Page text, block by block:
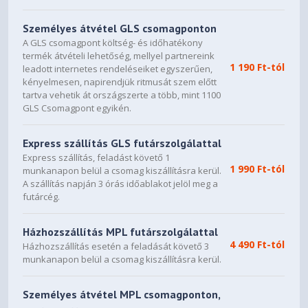
HDD brackets, SSD brackets, PSU bracket
Left side panel
Tempered glass
Right side panel
Industrial sound-damped steel
Compatibility
Motherboard compatibility
Power supply type
PSU max length
Személyes átvétel GLS csomagponton
A GLS csomagpont költség- és időhatékony
termék átvételi lehetőség, mellyel partnereink
leadott internetes rendeléseiket egyszerűen,
kényelmesen, napirendjük ritmusát szem előtt
tartva vehetik át országszerte a több, mint 1100
GLS Csomagpont egyikén.
1 190 Ft-tól
Express szállítás GLS futárszolgálattal
Express szállítás, feladást követő 1
munkanapon belül a csomag kiszállításra kerül.
A szállítás napján 3 órás időablakot jelöl meg a
futárcég.
1 990 Ft-tól
Házhozszállítás MPL futárszolgálattal
Házhozszállítás esetén a feladását követő 3
munkanapon belül a csomag kiszállításra kerül.
4 490 Ft-tól
Személyes átvétel MPL csomagponton,